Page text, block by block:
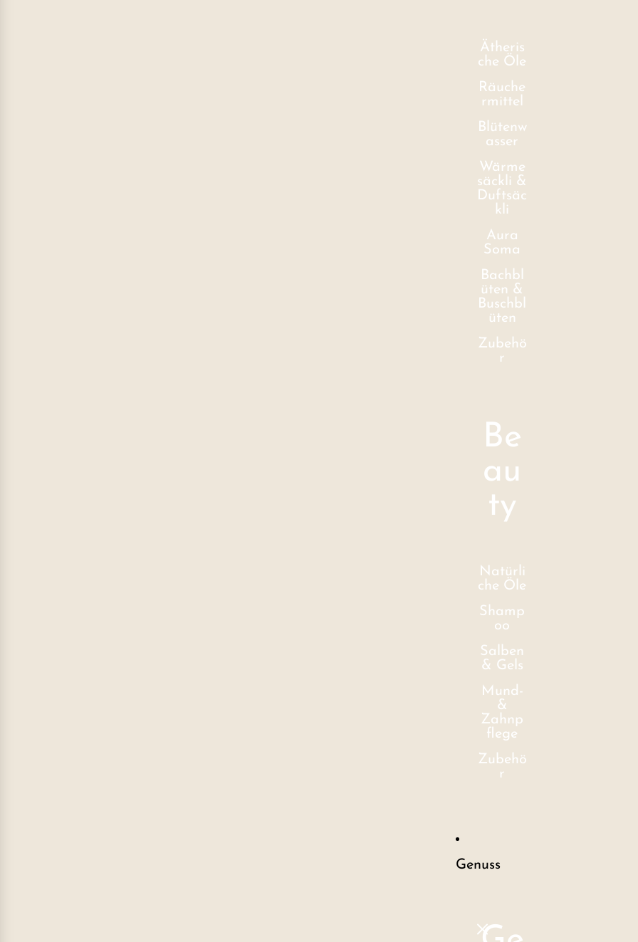
Ätheris
che Öle
Räuche
rmittel
Blütenw
asser
Wärme
säckli &
Duftsäc
kli
Aura
Soma
Bachbl
üten &
Buschbl
üten
Zubehö
r
Be
au
ty
Natürli
che Öle
Shamp
oo
Salben
& Gels
Mund-
&
Zahnp
flege
Zubehö
r
Genuss